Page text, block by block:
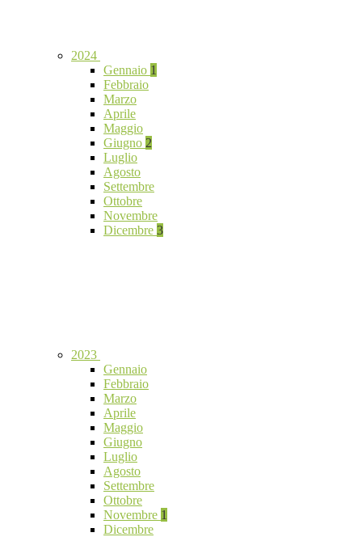
2024
Gennaio 1
Febbraio
Marzo
Aprile
Maggio
Giugno 2
Luglio
Agosto
Settembre
Ottobre
Novembre
Dicembre 3
2023
Gennaio
Febbraio
Marzo
Aprile
Maggio
Giugno
Luglio
Agosto
Settembre
Ottobre
Novembre 1
Dicembre